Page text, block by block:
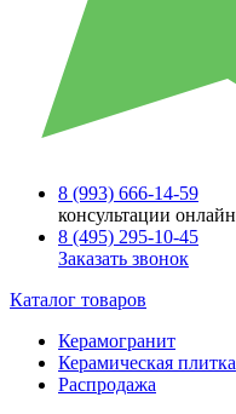
8 (993) 666-14-59
консультации онлайн
8 (495) 295-10-45
Заказать звонок
Каталог товаров
Керамогранит
Керамическая плитка
Распродажа